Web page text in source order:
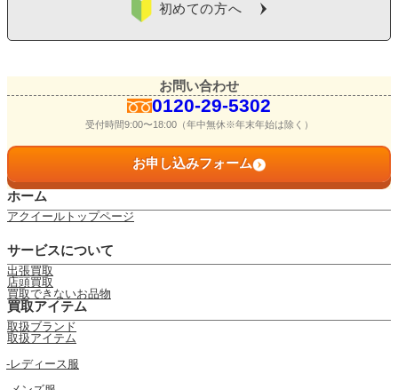
初めての方へ
お問い合わせ
0120-29-5302
受付時間9:00〜18:00（年中無休※年末年始は除く）
お申し込みフォーム
ホーム
アクイールトップページ
サービスについて
出張買取
店頭買取
買取できないお品物
買取アイテム
取扱ブランド
取扱アイテム
レディース服